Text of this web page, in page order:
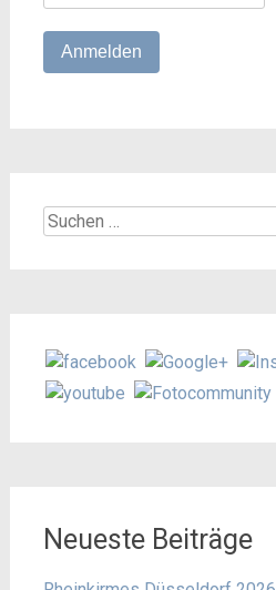
Suchen
Neueste Beiträge